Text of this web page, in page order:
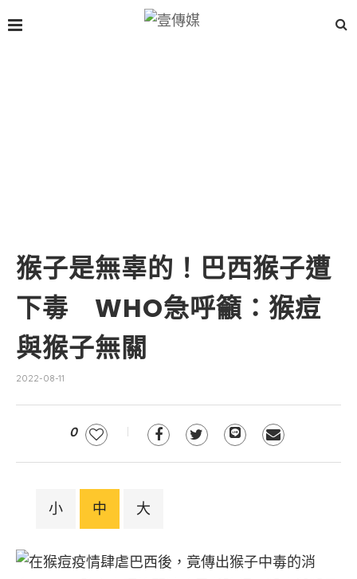
猴子是無辜的！巴西猴子遭
下毒 WHO急呼籲：猴痘
與猴子無關
2022-08-11
0
小 中 大